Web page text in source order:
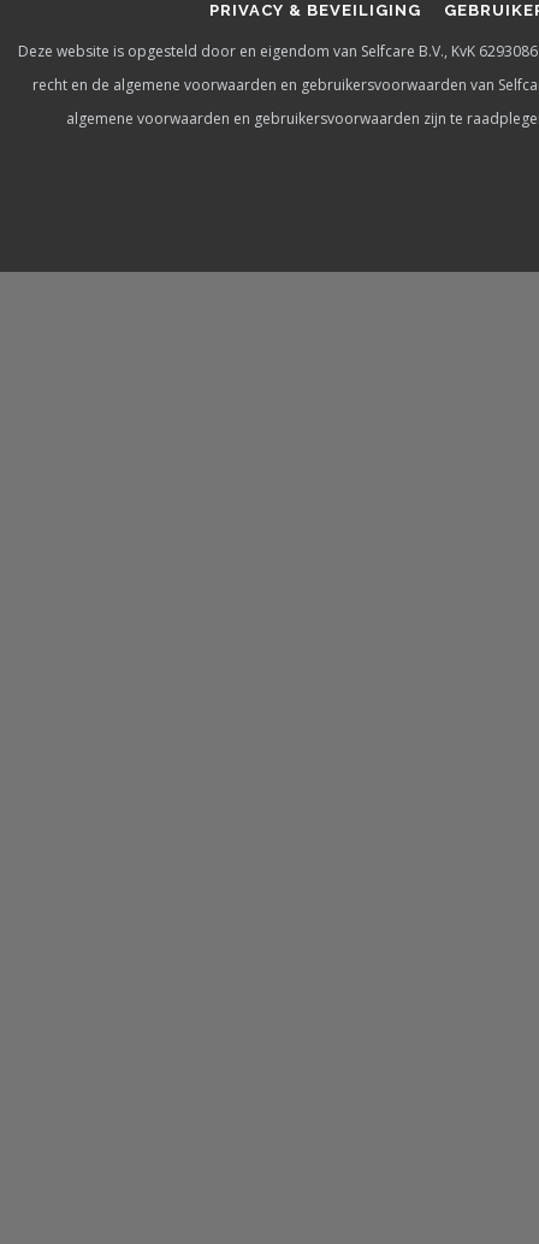
PRIVACY & BEVEILIGING
Deze website is opgesteld door en eigendom van Selfcare B.V., KvK
recht en de algemene voorwaarden en gebruikersvoorwaarden van
algemene voorwaarden en gebruikersvoorwaarden zijn te